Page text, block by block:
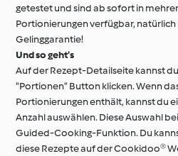
getestet und sind ab sofort in
Portionierungen verfügbar,
Gelinggarantie!
Und so geht‘s
Auf der Rezept-Detailseite kannst
“Portionen” Button klicken. Wenn
Portionierungen enthält, kannst du
Anzahl auswählen. Diese Auswahl
Guided-Cooking-Funktion. Du
diese Rezepte auf der Cookidoo®